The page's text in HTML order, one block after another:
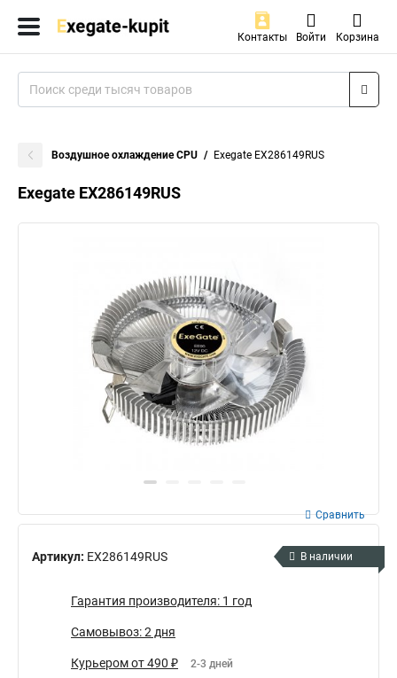
Контакты Войти Корзина
Воздушное охлаждение CPU Exegate EX286149RUS
Exegate EX286149RUS
Артикул: EX286149RUS
Сравнить
В наличии
Гарантия производителя: 1 год
Самовывоз: 2 дня
Курьером от 490 ₽ 2-3 дней